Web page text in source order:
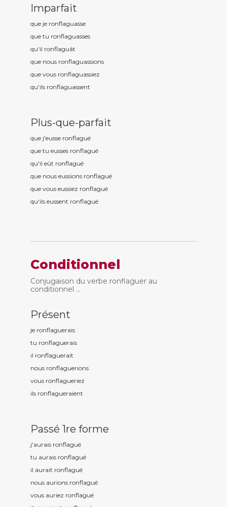
Imparfait
que je ronflaguasse
que tu ronflaguasses
qu'il ronflaguât
que nous ronflaguassions
que vous ronflaguassiez
qu'ils ronflaguassent
Plus-que-parfait
que j'eusse ronflagué
que tu eusses ronflagué
qu'il eût ronflagué
que nous eussions ronflagué
que vous eussiez ronflagué
qu'ils eussent ronflagué
Conditionnel
Conjugaison du verbe ronflaguer au
conditionnel ...
Présent
je ronflaguerais
tu ronflaguerais
il ronflaguerait
nous ronflaguerions
vous ronflagueriez
ils ronflagueraient
Passé 1re forme
j'aurais ronflagué
tu aurais ronflagué
il aurait ronflagué
nous aurions ronflagué
vous auriez ronflagué